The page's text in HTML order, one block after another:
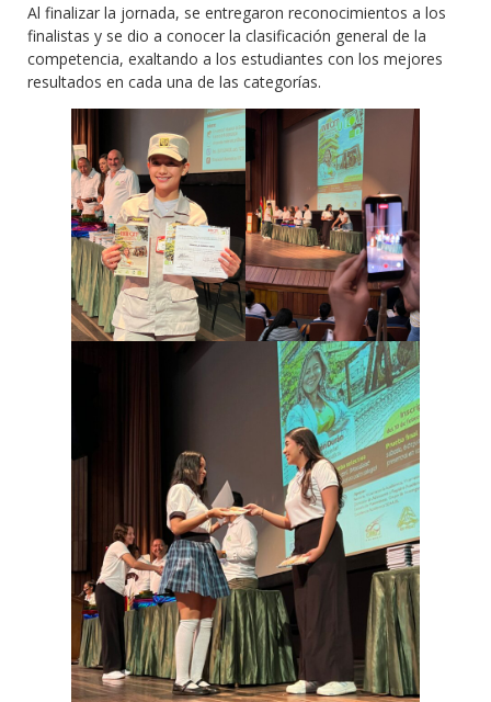
Al finalizar la jornada, se entregaron reconocimientos a los
finalistas y se dio a conocer la clasificación general de la
competencia, exaltando a los estudiantes con los mejores
resultados en cada una de las categorías.